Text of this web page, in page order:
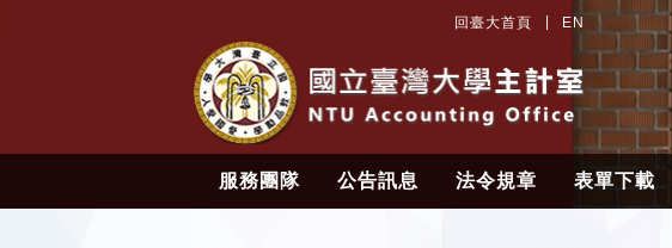
回臺大首頁 EN
服務團隊 公告訊息 法令規章 表單下載